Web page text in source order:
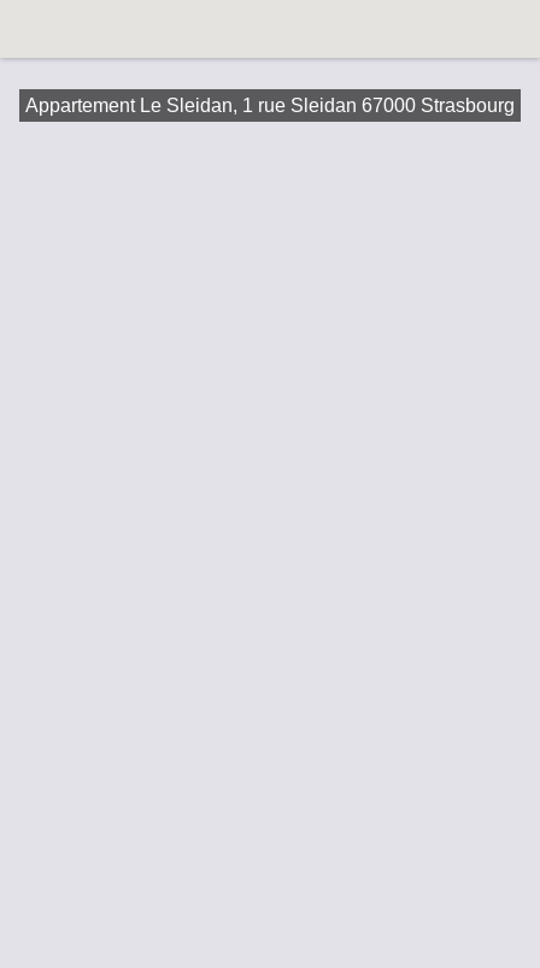
Appartement Le Sleidan, 1 rue Sleidan 67000 Strasbourg